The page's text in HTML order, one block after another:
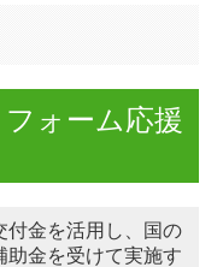
ォーム応援
付金を活用し、国の
助金を受けて実施す